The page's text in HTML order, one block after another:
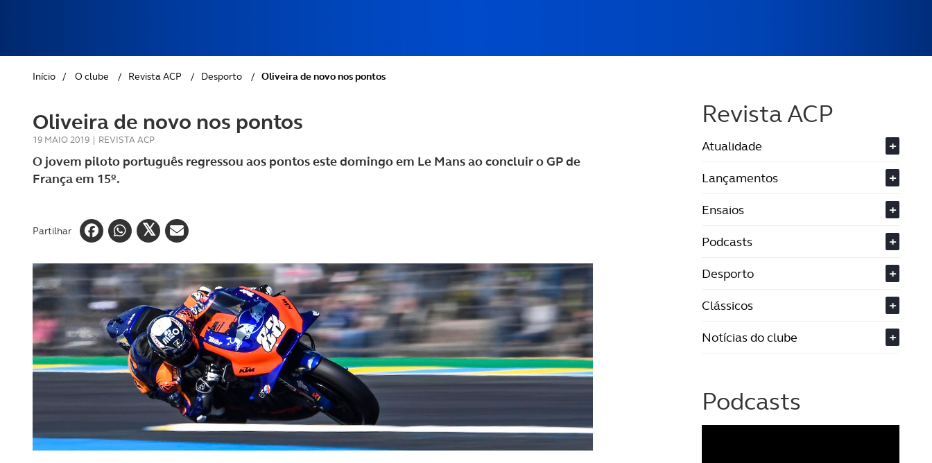
GOLFE
AUTOCARAVANISMO
Início / O clube / Revista ACP / Desporto / Oliveira de novo nos pontos
Oliveira de novo nos pontos
19 MAIO 2019 | REVISTA ACP
O jovem piloto português regressou aos pontos este domingo em Le Mans ao concluir o GP de
França em 15º.
Partilhar
Revista ACP
Atualidade
+
Lançamentos
+
Ensaios
+
Podcasts
+
Desporto
+
Clássicos
+
Notícias do clube
+
Podcasts